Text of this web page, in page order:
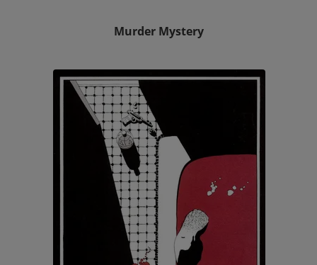
Murder Mystery